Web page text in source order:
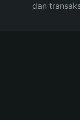
dan